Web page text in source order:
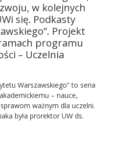
w kolejnych
się. Podkasty
Projekt
programu
– Uczelnia
Warszawskiego” to seria
– nauce,
ważnym dla uczelni.
była prorektor UW ds.